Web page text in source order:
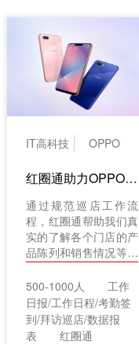
IT高科技 OPPO
红圈通助力OPPO精耕线下渠道
通过规范巡店工作流
程，红圈通帮助我们真
实的了解各个门店的产
品陈列和销售情况等信
息，管理好庞大的线下
门店体系。
500-1000人
工作
日报/工作日程/考勤签
到/拜访巡店/数据报
表
红圈通